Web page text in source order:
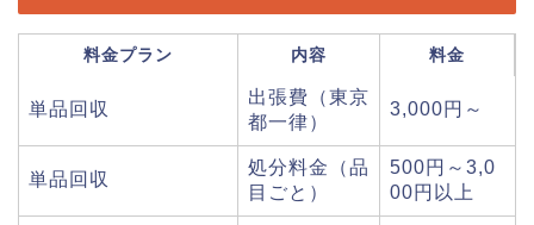
料金プラン 内容 料金
単品回収
出張費（東京
都一律）
3,000円～
単品回収
処分料金（品
目ごと）
500円～3,0
00円以上